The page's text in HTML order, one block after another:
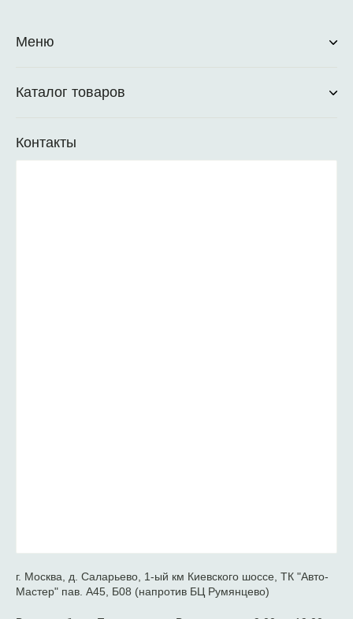
Меню
Каталог товаров
Контакты
г. Москва, д. Саларьево, 1-ый км Киевского шоссе, ТК "Авто-
Мастер" пав. А45, Б08 (напротив БЦ Румянцево)